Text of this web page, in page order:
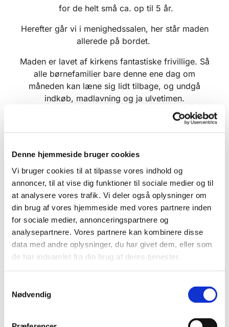
Denne hjemmeside bruger cookies
Vi bruger cookies til at tilpasse vores indhold og
annoncer, til at vise dig funktioner til sociale medier og til
at analysere vores trafik. Vi deler også oplysninger om
din brug af vores hjemmeside med vores partnere inden
for sociale medier, annonceringspartnere og
analysepartnere. Vores partnere kan kombinere disse
data med andre oplysninger, du har givet dem, eller som
de har indsamlet fra din brug af deres tjenester.
Nødvendig
for de helt små ca. op til 5 år.
Herefter går vi i menighedssalen, her står maden
allerede på bordet.
Maden er lavet af kirkens fantastiske frivillige. Så
alle børnefamilier bare denne ene dag om
måneden kan læne sig lidt tilbage, og undgå
indkøb, madlavning og ja ulvetimen.
Efter maden er der mulighed for en kop kaffe og
en småkage.
Maden koster lidt 25 kr. for de voksne 10 kr. for
Tilmelding til aftensmad i formularen i kalenderen
eller til kordegnekontoret:
broendbystrand.sogn@km.dk eller tlf.:
54efter først-til-mølle princippet.
Max 50 deltagere.